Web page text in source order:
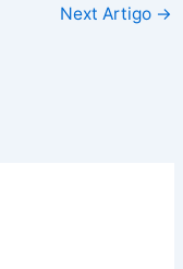
Next Artigo →